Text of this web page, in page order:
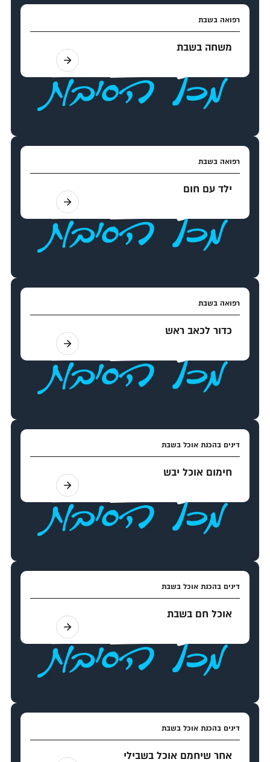
רפואה בשבת
משחה בשבת
רפואה בשבת
ילד עם חום
רפואה בשבת
כדור לכאב ראש
דינים בהכנת אוכל בשבת
חימום אוכל יבש
דינים בהכנת אוכל בשבת
אוכל חם בשבת
דינים בהכנת אוכל בשבת
אחר שיחמם אוכל בשבילי